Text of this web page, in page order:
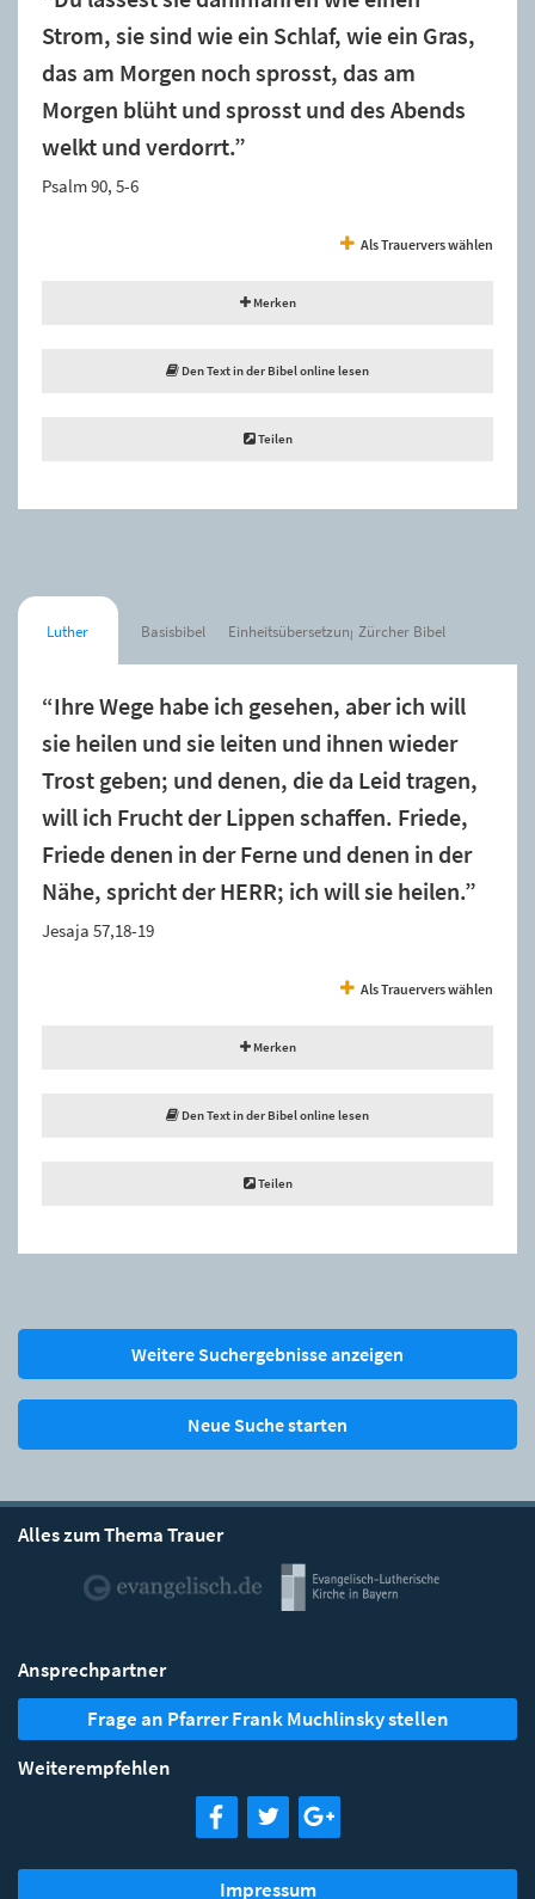
Strom, sie sind wie ein Schlaf, wie ein Gras,
das am Morgen noch sprosst, das am
Morgen blüht und sprosst und des Abends
welkt und verdorrt.”
Psalm 90, 5-6
Als Trauervers wählen
Merken
Den Text in der Bibel online lesen
Teilen
Luther Basisbibel Einheitsübersetzung Zürcher Bibel
“Ihre Wege habe ich gesehen, aber ich will
sie heilen und sie leiten und ihnen wieder
Trost geben; und denen, die da Leid tragen,
will ich Frucht der Lippen schaffen. Friede,
Friede denen in der Ferne und denen in der
Nähe, spricht der HERR; ich will sie heilen.”
Jesaja 57,18-19
Als Trauervers wählen
Merken
Den Text in der Bibel online lesen
Teilen
Weitere Suchergebnisse anzeigen
Neue Suche starten
Alles zum Thema Trauer
Ansprechpartner
Frage an Pfarrer Frank Muchlinsky stellen
Weiterempfehlen
Impressum